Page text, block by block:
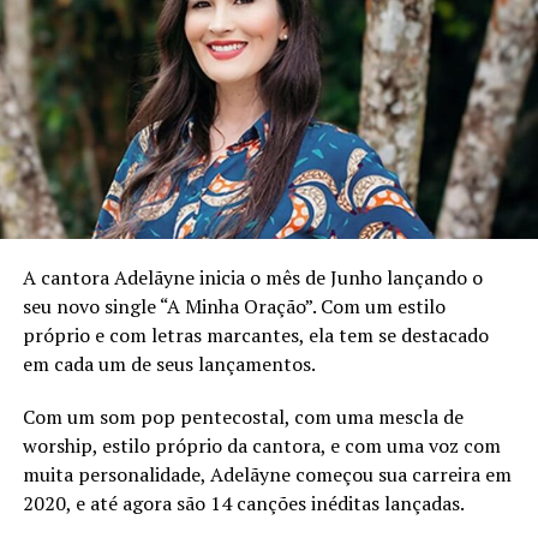
levar pelo ritmo contagiante desta nova criação de
Lorenzo Fortes.
TÓPICOS RELACIONADOS
A SEGUIR
GIOLI e MC Cabelinho incendeiam o palco do LALU
Lounge em Nova Iguaçu (RJ)
NÃO PERCA
Fundo de Quintal e Arruda se apresentam neste sábado
(30), no Casarão do Firmino
A cantora Adelãyne inicia o mês de Junho lançando o
seu novo single “A Minha Oração”. Com um estilo
próprio e com letras marcantes, ela tem se destacado
em cada um de seus lançamentos.
Com um som pop pentecostal, com uma mescla de
worship, estilo próprio da cantora, e com uma voz com
muita personalidade, Adelãyne começou sua carreira em
2020, e até agora são 14 canções inéditas lançadas.